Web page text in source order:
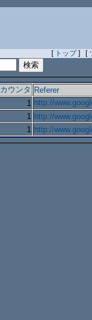
[ トップ] [
カウンタ Referer
1 http://
1 http://
1 http://